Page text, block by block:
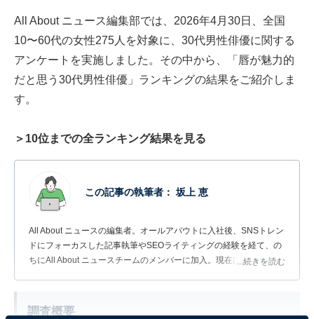
All About ニュース編集部では、2026年4月30日、全国
10〜60代の女性275人を対象に、30代男性俳優に関する
アンケートを実施しました。その中から、「唇が魅力的
だと思う30代男性俳優」ランキングの結果をご紹介しま
す。
＞10位までの全ランキング結果を見る
この記事の執筆者： 坂上 恵
All About ニュースの編集者。オールアバウトに入社後、SNSトレン
ドにフォーカスした記事執筆やSEOライティングの経験を経て、の
ちにAll About ニュースチームのメンバーに加入。現在は旅行・カル
...続きを読む
調査概要